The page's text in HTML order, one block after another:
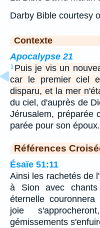
Darby Bible courtesy
Contexte
Apocalypse 21
1 Puis je vis un
car le premier ciel
disparu, et la mer
du ciel, d'auprès de
Jérusalem, préparée
parée pour son
Références
Ésaïe 51:11
Ainsi les rachetés de
à Sion avec
éternelle
joie
gémissements